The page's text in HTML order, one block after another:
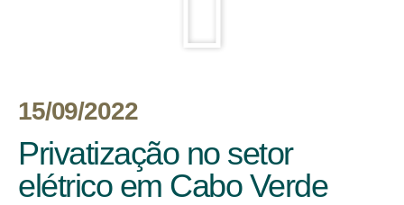
15/09/2022
Privatização no setor
elétrico em Cabo Verde